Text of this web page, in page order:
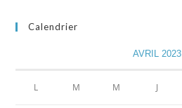
Calendrier
AVRIL 2023
L M M J